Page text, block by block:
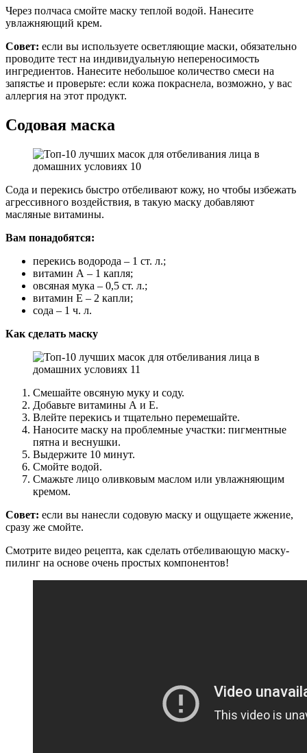
Через полчаса смойте маску теплой водой. Нанесите
увлажняющий крем.
Совет: если вы используете осветляющие маски, обязательно
проводите тест на индивидуальную непереносимость
ингредиентов. Нанесите небольшое количество смеси на
запястье и проверьте: если кожа покраснела, возможно, у вас
аллергия на этот продукт.
Содовая маска
Сода и перекись быстро отбеливают кожу, но чтобы избежать
агрессивного воздействия, в такую маску добавляют
масляные витамины.
Вам понадобятся:
перекись водорода – 1 ст. л.;
витамин А – 1 капля;
овсяная мука – 0,5 ст. л.;
витамин Е – 2 капли;
сода – 1 ч. л.
Как сделать маску
Смешайте овсяную муку и соду.
Добавьте витамины А и Е.
Влейте перекись и тщательно перемешайте.
Наносите маску на проблемные участки: пигментные
пятна и веснушки.
Выдержите 10 минут.
Смойте водой.
Смажьте лицо оливковым маслом или увлажняющим
кремом.
Совет: если вы нанесли содовую маску и ощущаете жжение,
сразу же смойте.
Смотрите видео рецепта, как сделать отбеливающую маску-
пилинг на основе очень простых компонентов!